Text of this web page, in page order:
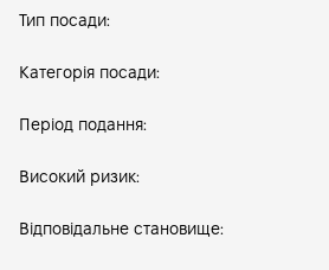
Тип посади:
Категорія посади:
Період подання:
Високий ризик:
Відповідальне становище: